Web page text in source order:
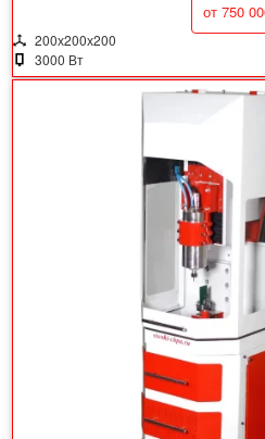
от 750
200х200х200
3000 Вт